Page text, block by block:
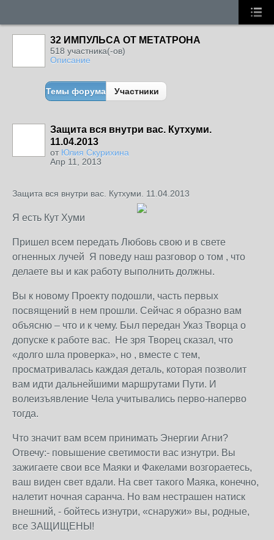
32 ИМПУЛЬСА ОТ МЕТАТРОНА
518 участника(-ов)
Описание
Темы форума Участники
Защита вся внутри вас. Кутхуми.
11.04.2013
от Юлия Скурихина
Апр 11, 2013
Защита вся внутри вас. Кутхуми. 11.04.2013
Я есть Кут Хуми
Пришел всем передать Любовь свою и в свете
огненных лучей Я поведу наш разговор о том , что
делаете вы и как работу выполнить должны.
Вы к новому Проекту подошли, часть первых
посвящений в нем прошли. Сейчас я образно вам
объясню – что и к чему. Был передан Указ Творца о
допуске к работе вас. Не зря Творец сказал, что
«долго шла проверка», но , вместе с тем,
просматривалась каждая деталь, которая позволит
вам идти дальнейшими маршрутами Пути. И
волеизъявление Чела учитывались перво-наперво
тогда.
Что значит вам всем принимать Энергии Агни?
Отвечу:- повышение светимости вас изнутри. Вы
зажигаете свои все Маяки и Факелами возгораетесь,
ваш виден свет вдали. На свет такого Маяка, конечно,
налетит ночная саранча. Но вам нестрашен натиск
внешний, - бойтесь изнутри, «снаружи» вы, родные,
все ЗАЩИЩЕНЫ!